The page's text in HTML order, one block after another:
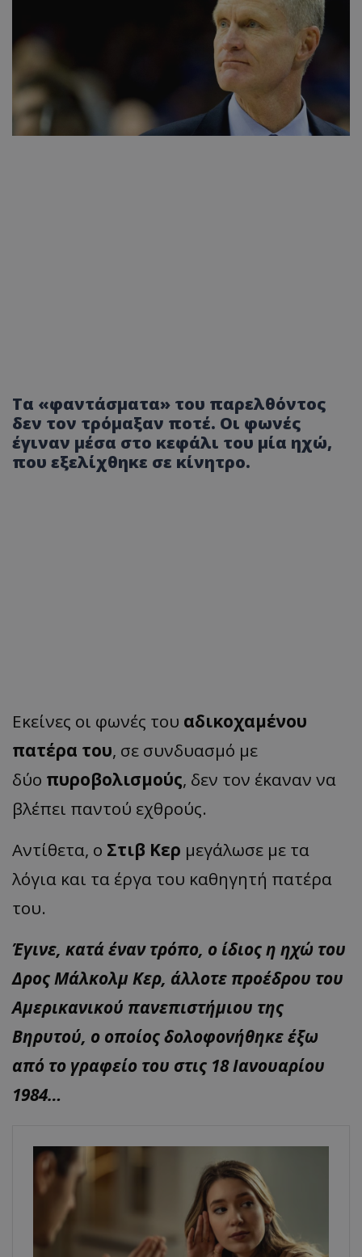
Τα «φαντάσματα» του παρελθόντος
δεν τον τρόμαξαν ποτέ. Οι φωνές
έγιναν μέσα στο κεφάλι του μία ηχώ,
που εξελίχθηκε σε κίνητρο.
Εκείνες οι φωνές του αδικοχαμένου
πατέρα του, σε συνδυασμό με
δύο πυροβολισμούς, δεν τον έκαναν να
βλέπει παντού εχθρούς.
Αντίθετα, ο Στιβ Κερ μεγάλωσε με τα
λόγια και τα έργα του καθηγητή πατέρα
του.
Έγινε, κατά έναν τρόπο, ο ίδιος η ηχώ του
Δρος Μάλκολμ Κερ, άλλοτε προέδρου του
Αμερικανικού πανεπιστήμιου της
Βηρυτού, ο οποίος δολοφονήθηκε έξω
από το γραφείο του στις 18 Ιανουαρίου
1984…